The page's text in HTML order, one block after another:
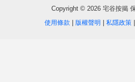
Copyright © 2026 宅谷按揭
使用條款
版權聲明 私隱政策|